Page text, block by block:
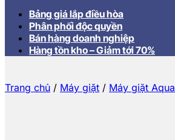
Bảng giá lắp điều hòa
Phân phối độc quyền
Bán hàng doanh nghiệp
Hàng tồn kho – Giảm tới 70%
Trang chủ / Máy giặt / Máy giặt Aqua